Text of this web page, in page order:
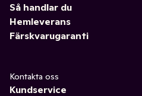
Så handlar du
Hemleverans
Färskvarugaranti
Kontakta oss
Kundservice